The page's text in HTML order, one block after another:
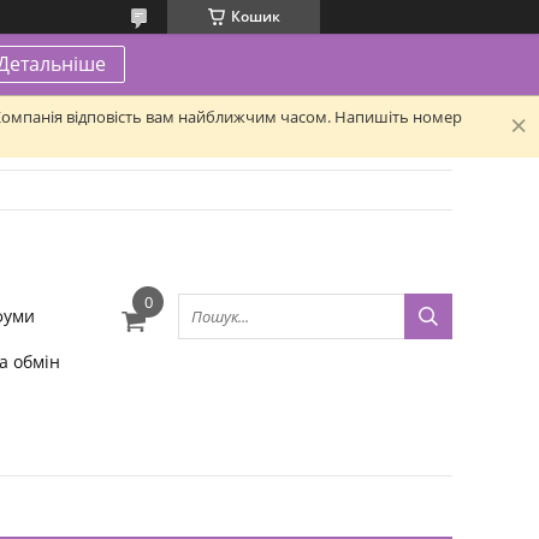
Кошик
відповість вам найближчим часом. Напишіть номер
обмін